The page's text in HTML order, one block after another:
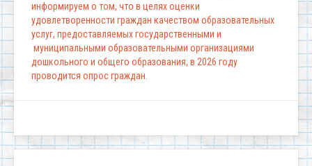
информируем о том, что в целях оценки
удовлетворенности граждан качеством образовательных
услуг, предоставляемых государственными и
муниципальными образовательными организациями
дошкольного и общего образования, в 2026 году
проводится опрос граждан.